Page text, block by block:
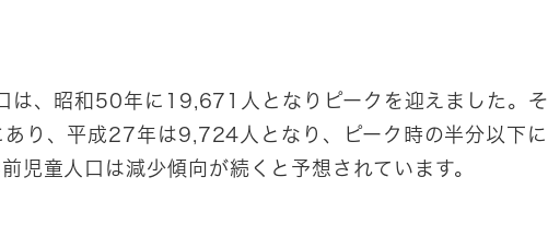
、昭和50年に19,671人となりピークを迎えました。そ
あり、平成27年は9,724人となり、ピーク時の半分以下に
児童人口は減少傾向が続くと予想されています。